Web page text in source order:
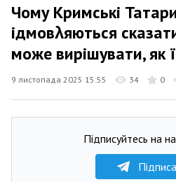
Чому Кримські
ѵідмовλяються
може вирішувати, як
9 листопада 2025 15:55 34 0
Підписуйтесь на